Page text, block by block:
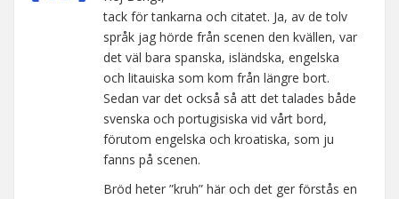
tack för tankarna och citatet. Ja, av de tolv
språk jag hörde från scenen den kvällen, var
det väl bara spanska, isländska, engelska
och litauiska som kom från längre bort.
Sedan var det också så att det talades både
svenska och portugisiska vid vårt bord,
förutom engelska och kroatiska, som ju
fanns på scenen.
Bröd heter ”kruh” här och det ger förstås en